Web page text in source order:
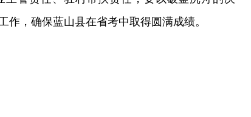
作，确保蓝山县在省考中取得圆满成绩。